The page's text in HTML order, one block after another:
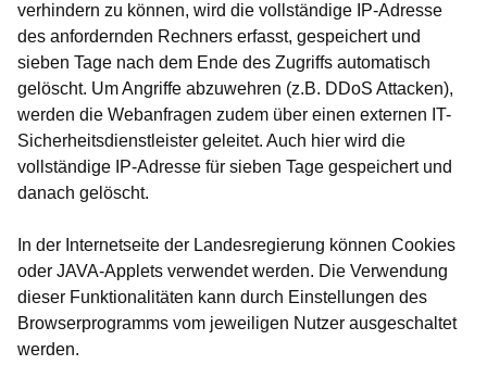
verhindern zu können, wird die vollständige IP-Adresse
des anfordernden Rechners erfasst, gespeichert und
sieben Tage nach dem Ende des Zugriffs automatisch
gelöscht. Um Angriffe abzuwehren (z.B. DDoS Attacken),
werden die Webanfragen zudem über einen externen IT-
Sicherheitsdienstleister geleitet. Auch hier wird die
vollständige IP-Adresse für sieben Tage gespeichert und
danach gelöscht.
In der Internetseite der Landesregierung können Cookies
oder JAVA-Applets verwendet werden. Die Verwendung
dieser Funktionalitäten kann durch Einstellungen des
Browserprogramms vom jeweiligen Nutzer ausgeschaltet
werden.